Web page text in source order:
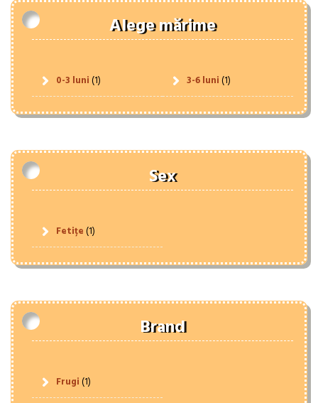
Alege mărime
0-3 luni(1) 3-6 luni(1)
Sex
Fetițe(1)
Brand
Frugi(1)